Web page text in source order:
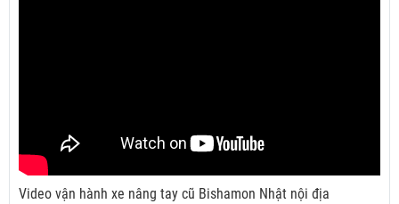
Video vận hành xe nâng tay cũ Bishamon Nhật nội địa